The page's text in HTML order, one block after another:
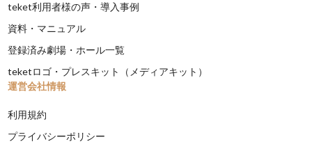
teket利用者様の声・導入事例
資料・マニュアル
登録済み劇場・ホール一覧
teketロゴ・プレスキット（メディアキット）
運営会社情報
利用規約
プライバシーポリシー